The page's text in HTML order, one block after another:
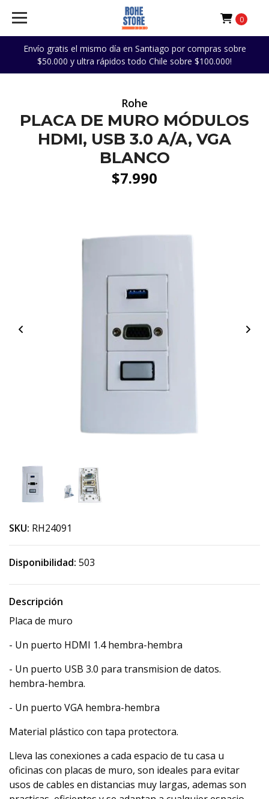
Envío gratis el mismo día en Santiago por compras sobre
$50.000 y ultra rápidos todo Chile sobre $100.000!
0
Rohe
PLACA DE MURO MÓDULOS
HDMI, USB 3.0 A/A, VGA
BLANCO
$7.990
SKU: RH24091
Disponibilidad: 503
Descripción
Placa de muro
- Un puerto HDMI 1.4 hembra-hembra
- Un puerto USB 3.0 para transmision de datos.
hembra-hembra.
- Un puerto VGA hembra-hembra
Material plástico con tapa protectora.
Lleva las conexiones a cada espacio de tu casa u
oficinas con placas de muro, son ideales para evitar
usos de cables en distancias muy largas, ademas son